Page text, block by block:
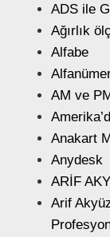
ADS ile
Ağırlık
Alfabe
AM ve
Anakart
Anydesk
ARİF
Arif